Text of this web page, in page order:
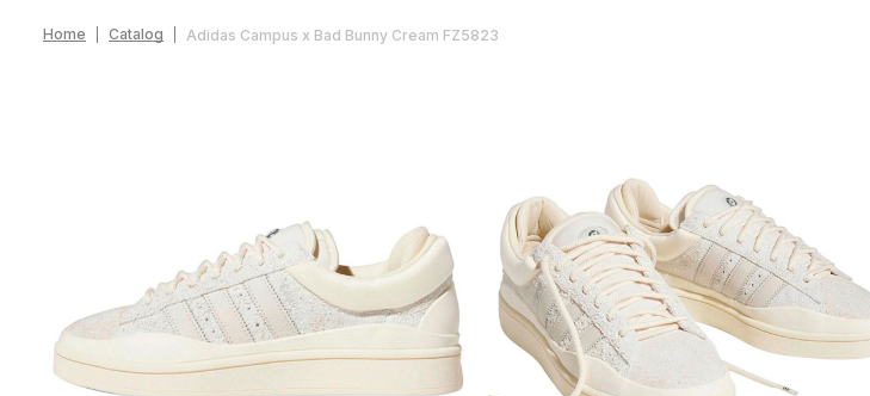
Home Catalog Adidas Campus x Bad Bunny Cream FZ5823